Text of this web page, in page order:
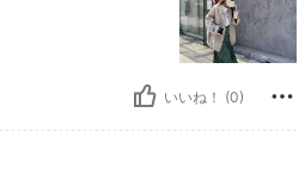
いいね！ (0)